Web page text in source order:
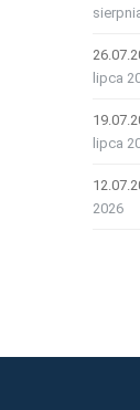
lipca
lipca
2026